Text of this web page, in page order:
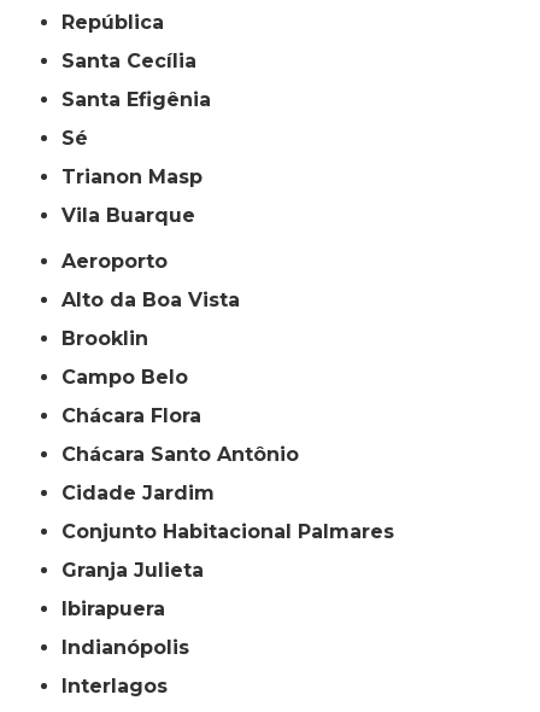
República
Santa Cecília
Santa Efigênia
Sé
Trianon Masp
Vila Buarque
Aeroporto
Alto da Boa Vista
Brooklin
Campo Belo
Chácara Flora
Chácara Santo Antônio
Cidade Jardim
Conjunto Habitacional Palmares
Granja Julieta
Ibirapuera
Indianópolis
Interlagos